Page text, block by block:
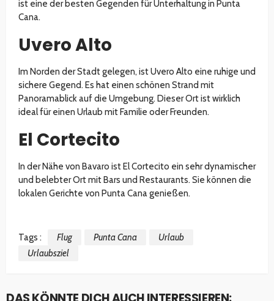
ist eine der besten Gegenden für Unterhaltung in Punta
Cana.
Uvero Alto
Im Norden der Stadt gelegen, ist Uvero Alto eine ruhige und
sichere Gegend. Es hat einen schönen Strand mit
Panoramablick auf die Umgebung. Dieser Ort ist wirklich
ideal für einen Urlaub mit Familie oder Freunden.
El Cortecito
In der Nähe von Bavaro ist El Cortecito ein sehr dynamischer
und belebter Ort mit Bars und Restaurants. Sie können die
lokalen Gerichte von Punta Cana genießen.
Tags : Flug Punta Cana
Urlaub
Urlaubsziel